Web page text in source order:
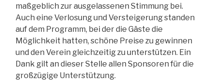
maßgeblich zur ausgelassenen Stimmung bei.
Auch eine Verlosung und Versteigerung standen
auf dem Programm, bei der die Gäste die
Möglichkeit hatten, schöne Preise zu gewinnen
und den Verein gleichzeitig zu unterstützen. Ein
Dank gilt an dieser Stelle allen Sponsoren für die
großzügige Unterstützung.